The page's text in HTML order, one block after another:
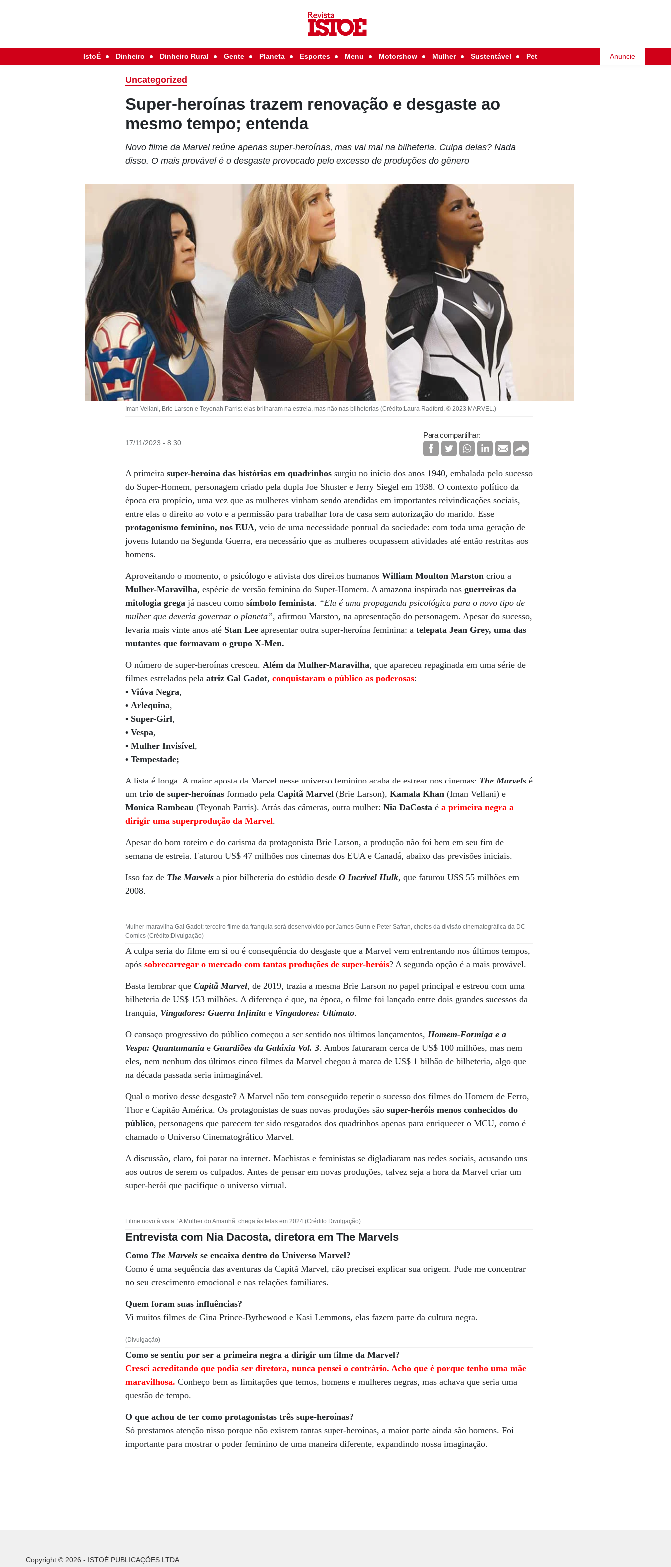
IstoÉ Dinheiro Dinheiro Rural Gente Planeta Esportes Menu Motorshow Mulher Sustentável Pet Anuncie
Uncategorized
Super-heroínas trazem renovação e desgaste ao
mesmo tempo; entenda
Novo filme da Marvel reúne apenas super-heroínas, mas vai mal na bilheteria. Culpa delas? Nada
disso. O mais provável é o desgaste provocado pelo excesso de produções do gênero
Iman Vellani, Brie Larson e Teyonah Parris: elas brilharam na estreia, mas não nas bilheterias (Crédito:Laura Radford. © 2023 MARVEL.)
17/11/2023 - 8:30
Para compartilhar:
A primeirasuper-heroína das histórias em quadrinhos surgiu no início dos anos 1940, embalada pelo sucesso
do Super-Homem, personagem criado pela dupla Joe Shuster e Jerry Siegel em 1938. O contexto político da
época era propício, uma vez que as mulheres vinham sendo atendidas em importantes reivindicações sociais,
entre elas o direito ao voto e a permissão para trabalhar fora de casa sem autorização do marido. Esse
protagonismo feminino, nos EUA, veio de uma necessidade pontual da sociedade: com toda uma geração de
jovens lutando na Segunda Guerra, era necessário que as mulheres ocupassem atividades até então restritas aos
homens.
Aproveitando o momento, o psicólogo e ativista dos direitos humanosWilliam Moulton Marston criou a
Mulher-Maravilha, espécie de versão feminina do Super-Homem. A amazona inspirada nas guerreiras da
mitologia grega já nasceu como símbolo feminista. “Ela é uma propaganda psicológica para o novo tipo de
mulher que deveria governar o planeta”, afirmou Marston, na apresentação do personagem. Apesar do sucesso,
levaria mais vinte anos até Stan Lee apresentar outra super-heroína feminina: atelepata Jean Grey, uma das
mutantes que formavam o grupo X-Men.
O número de super-heroínas cresceu.Além da Mulher-Maravilha, que apareceu repaginada em uma série de
filmes estrelados pelaatriz Gal Gadot,conquistaram o público as poderosas:
•Viúva Negra,
• Arlequina,
• Super-Girl,
• Vespa,
• Mulher Invisível,
• Tempestade;
A lista é longa. A maior aposta da Marvel nesse universo feminino acaba de estrear nos cinemas: The Marvels é
um trio de super-heroínas formado pela Capitã Marvel (Brie Larson),Kamala Khan (Iman Vellani) e
Monica Rambeau (Teyonah Parris). Atrás das câmeras, outra mulher:Nia DaCosta éa primeira negra a
dirigir uma superprodução da Marvel.
Apesar do bom roteiro e do carisma da protagonista Brie Larson, a produção não foi bem em seu fim de
semana de estreia. Faturou US$ 47 milhões nos cinemas dos EUA e Canadá, abaixo das previsões iniciais.
Isso faz de The Marvels a pior bilheteria do estúdio desdeO Incrível Hulk, que faturou US$ 55 milhões em
2008.
Mulher-maravilha Gal Gadot: terceiro filme da franquia será desenvolvido por James Gunn e Peter Safran, chefes da divisão cinematográfica da DC
Comics (Crédito:Divulgação)
A culpa seria do filme em si ou é consequência do desgaste que a Marvel vem enfrentando nos últimos tempos,
apóssobrecarregar o mercado com tantas produções de super-heróis? A segunda opção é a mais provável.
Basta lembrar queCapitã Marvel, de 2019, trazia a mesma Brie Larson no papel principal e estreou com uma
bilheteria de US$ 153 milhões. A diferença é que, na época, o filme foi lançado entre dois grandes sucessos da
franquia, Vingadores: Guerra Infinita e Vingadores: Ultimato.
O cansaço progressivo do público começou a ser sentido nos últimos lançamentos,Homem-Formiga e a
Vespa: Quantumania eGuardiões da Galáxia Vol. 3. Ambos faturaram cerca de US$ 100 milhões, mas nem
eles, nem nenhum dos últimos cinco filmes da Marvel chegou à marca de US$ 1 bilhão de bilheteria, algo que
na década passada seria inimaginável.
Qual o motivo desse desgaste? A Marvel não tem conseguido repetir o sucesso dos filmes do Homem de Ferro,
Thor e Capitão América. Os protagonistas de suas novas produções sãosuper-heróis menos conhecidos do
público, personagens que parecem ter sido resgatados dos quadrinhos apenas para enriquecer o MCU, como é
chamado o Universo Cinematográfico Marvel.
A discussão, claro, foi parar na internet. Machistas e feministas se digladiaram nas redes sociais, acusando uns
aos outros de serem os culpados. Antes de pensar em novas produções, talvez seja a hora da Marvel criar um
super-herói que pacifique o universo virtual.
Filme novo à vista: ‘A Mulher do Amanhã’ chega às telas em 2024 (Crédito:Divulgação)
Entrevista com Nia Dacosta, diretora em The Marvels
Como The Marvelsse encaixa dentro do Universo Marvel?
Como é uma sequência das aventuras da Capitã Marvel, não precisei explicar sua origem. Pude me concentrar
no seu crescimento emocional e nas relações familiares.
Quem foram suas influências?
Vi muitos filmes de Gina Prince-Bythewood e Kasi Lemmons, elas fazem parte da cultura negra.
(Divulgação)
Como se sentiu por ser a primeira negra a dirigir um filme da Marvel?
Cresci acreditando que podia ser diretora, nunca pensei o contrário. Acho que é porque tenho uma mãe
maravilhosa. Conheço bem as limitações que temos, homens e mulheres negras, mas achava que seria uma
questão de tempo.
O que achou de ter como protagonistas três supe-heroínas?
Só prestamos atenção nisso porque não existem tantas super-heroínas, a maior parte ainda são homens. Foi
importante para mostrar o poder feminino de uma maneira diferente, expandindo nossa imaginação.
Copyright © 2026 - ISTOÉ PUBLICAÇÕES LTDA